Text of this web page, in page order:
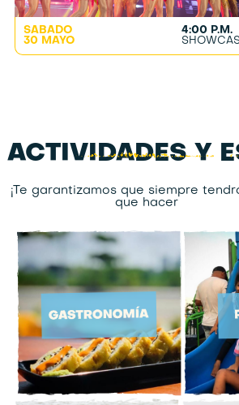
SÁBADO
30 MAYO
4:00 P.M.
ACTIVIDADES Y
¡Te garantizamos que siempre
que hacer